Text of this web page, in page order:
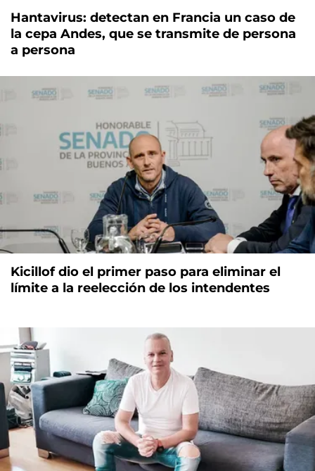
Hantavirus: detectan en Francia un caso de
la cepa Andes, que se transmite de persona
a persona
Kicillof dio el primer paso para eliminar el
límite a la reelección de los intendentes